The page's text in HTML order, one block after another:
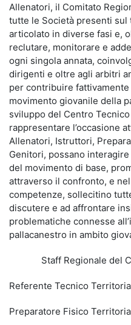
Allenatori, il Comitato
tutte le Società presenti
articolato in diverse fasi e,
reclutare, monitorare e
ogni singola annata,
dirigenti e oltre agli arbitri
per contribuire
movimento giovanile della
sviluppo del Centro
rappresentare l’occasione
Allenatori, Istruttori,
Genitori, possano
del movimento di base,
attraverso il confronto, e
competenze, sollecitino
discutere e ad affrontare
problematiche connesse
pallacanestro in ambito
Staff Regionale del
Referente Tecnico
Preparatore Fisico